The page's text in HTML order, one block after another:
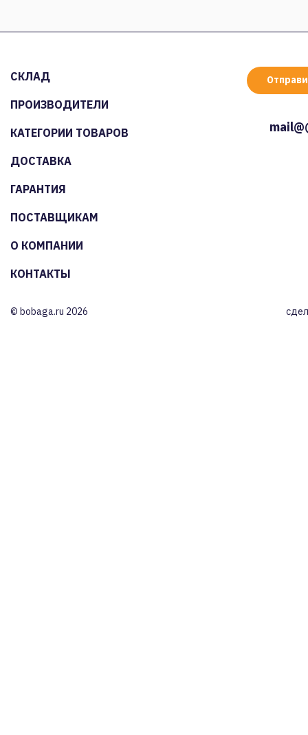
СКЛАД
ПРОИЗВОДИТЕЛИ
КАТЕГОРИИ ТОВАРОВ
ДОСТАВКА
ГАРАНТИЯ
ПОСТАВЩИКАМ
О КОМПАНИИ
КОНТАКТЫ
© bobaga.ru 2026